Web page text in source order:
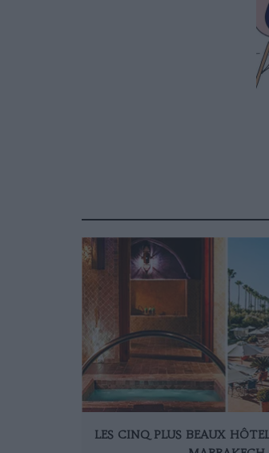
LES CINQ PLUS BEAUX